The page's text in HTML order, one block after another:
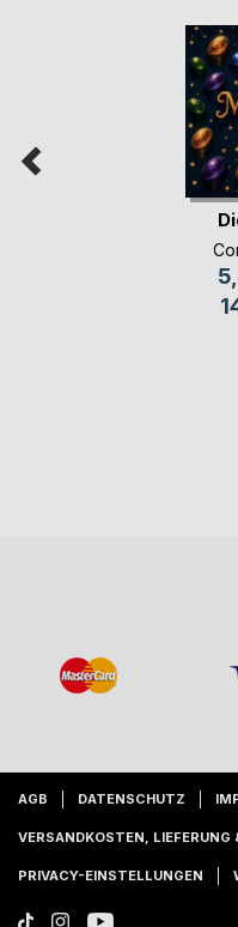
AGB DATENSCHUTZ
VERSANDKOSTEN, LIEFERUNG
PRIVACY-EINSTELLUNGEN